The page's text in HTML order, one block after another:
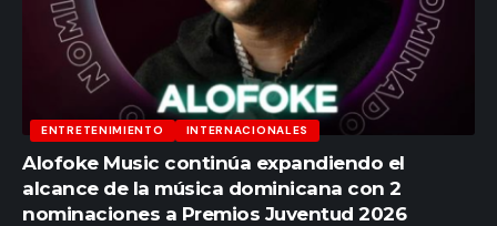
ENTRETENIMIENTO INTERNACIONALES
Alofoke Music continúa expandiendo el
alcance de la música dominicana con 2
nominaciones a Premios Juventud 2026